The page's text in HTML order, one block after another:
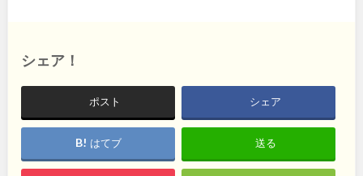
山梨 長野
シェア！
ポスト シェア
はてブ 送る